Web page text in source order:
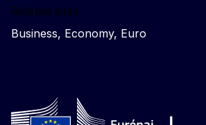
Related sites
Business, Economy, Euro